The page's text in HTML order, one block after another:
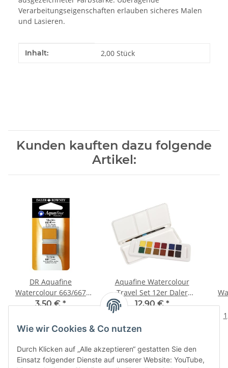
Wie wir Cookies & Co nutzen
Durch Klicken auf „Alle akzeptieren“ gestatten Sie den
Einsatz folgender Dienste auf unserer Website: YouTube,
Verarbeitungseigenschaften erlauben sicheres Malen
und Lasieren.
Produkteigenschaft
Wert
Inhalt: 2,00 Stück
Kunden kauften dazu folgende
Artikel:
DR Aquafine
Watercolour 663/667
gelber Ocker/Sienna
3,50 €*
Aquafine Watercolour
Travel Set 12er Daler
Rowney
12,90 €*